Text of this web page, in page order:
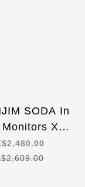
SODA In
X
Master